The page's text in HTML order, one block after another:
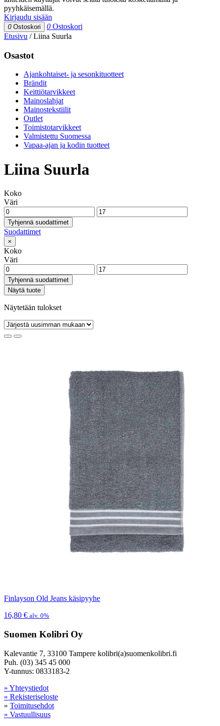
pyyhkäisemällä.
Kirjaudu sisään
0 Ostoskori 0 Ostoskori
Etusivu /Liina Suurla
Osastot
Ajankohtaiset- ja sesonkituotteet
Brändit
Keittiötarvikkeet
Mainoslahjat
Mainostekstiilit
Outlet
Toimistotarvikkeet
Valmistettu Suomessa
Vapaa-ajan ja kodin tuotteet
Liina Suurla
Koko
Väri
Tyhjennä suodattimet
Suodattimet
×
Koko
Väri
Tyhjennä suodattimet
Näytä tuote
Näytetään tulokset
Finlayson Old Jeans käsipyyhe
16,80 € alv. 0%
Suomen Kolibri Oy
Kalevantie 7, 33100 Tampere kolibri(a)suomenkolibri.fi
Puh. (03) 345 45 000
Y-tunnus: 0833183-2
» Yhteystiedot
» Rekisteriseloste
» Toimitusehdot
» Vastuullisuus